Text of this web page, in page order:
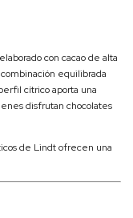
con cacao de alta
equilibrada
cítrico aporta una
disfrutan chocolates
de Lindt ofrecen una